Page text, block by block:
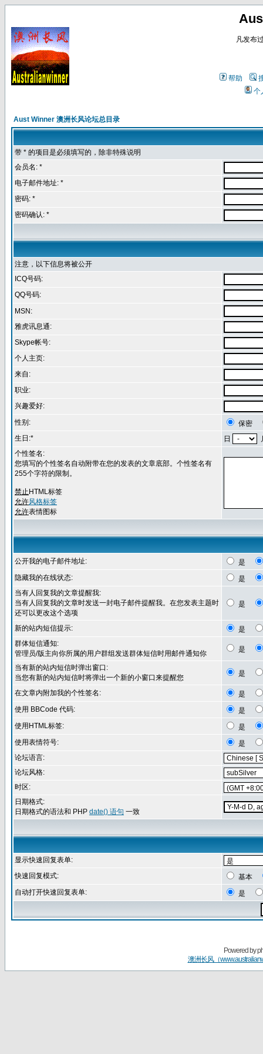
凡发布
帮助
个
Aust Winner 澳洲长风论坛总目录
带 * 的项目是必须填写的，除非特殊说明
会员名: *
电子邮件地址: *
密码: *
密码确认: *
注意，以下信息将被公开
ICQ号码:
QQ号码:
MSN:
雅虎讯息通:
Skype帐号:
个人主页:
来自:
职业:
兴趣爱好:
性别:
保密
生日:*
日
个性签名:
您填写的个性签名自动附带在您的发表的文章底部。个性签名有
255个字符的限制。
禁止 HTML标签
允许风格标签
允许表情图标
公开我的电子邮件地址:
是
隐藏我的在线状态:
是
当有人回复我的文章提醒我:
当有人回复我的文章时发送一封电子邮件提醒我。在您发表主题时
还可以更改这个选项
是
新的站内短信提示:
是
群体短信通知:
管理员/版主向你所属的用户群组发送群体短信时用邮件通知你
是
当有新的站内短信时弹出窗口:
当您有新的站内短信时将弹出一个新的小窗口来提醒您
是
在文章内附加我的个性签名:
是
使用 BBCode 代码:
是
使用HTML标签:
是
使用表情符号:
是
论坛语言:
论坛风格:
时区:
日期格式:
日期格式的语法和 PHP date() 语句 一致
显示快速回复表单:
快速回复模式:
基本
自动打开快速回复表单:
是
Powered by
澳洲长风（